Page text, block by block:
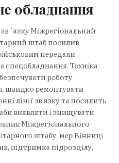
обладнання
Міжрегіональний
штаб посилив
передали
спецобладнання. Техніка
роботу
швидко ремонтувати
лінії зв’язку та посилить
виявляти і знищувати
Міжрегіонального
штабу, мер Вінниці
підтримка підрозділу,